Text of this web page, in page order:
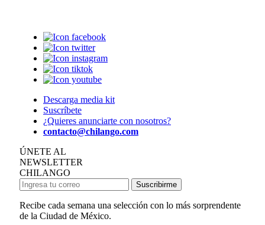
Descarga media kit
Suscríbete
¿Quieres anunciarte con nosotros?
contacto@chilango.com
ÚNETE AL
NEWSLETTER
CHILANGO
Suscribirme
Recibe cada semana una selección con lo más sorprendente
de la Ciudad de México.